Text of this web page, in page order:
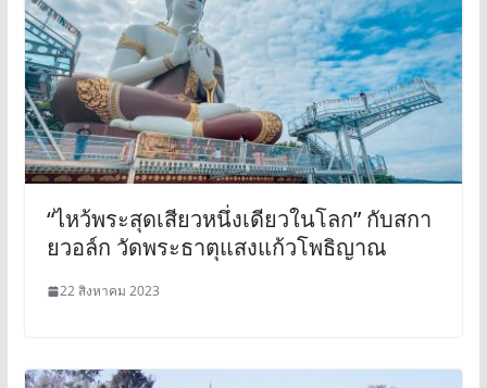
“ไหว้พระสุดเสียวหนึ่งเดียวในโลก” กับสกา
ยวอล์ก วัดพระธาตุแสงแก้วโพธิญาณ
22 สิงหาคม 2023